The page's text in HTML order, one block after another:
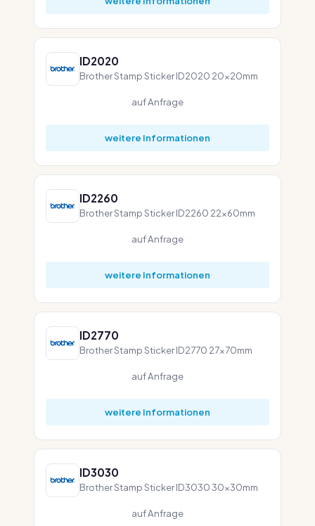
ID2020
Brother Stamp Sticker ID2020 20x20mm
auf Anfrage
weitere Informationen
ID2260
Brother Stamp Sticker ID2260 22x60mm
auf Anfrage
weitere Informationen
ID2770
Brother Stamp Sticker ID2770 27x70mm
auf Anfrage
weitere Informationen
ID3030
Brother Stamp Sticker ID3030 30x30mm
auf Anfrage